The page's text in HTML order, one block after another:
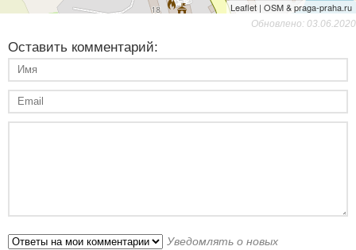
Leaflet | OSM & praga-praha.ru
Обновлено: 03.06.2020
Оставить комментарий:
Уведомлять о новых